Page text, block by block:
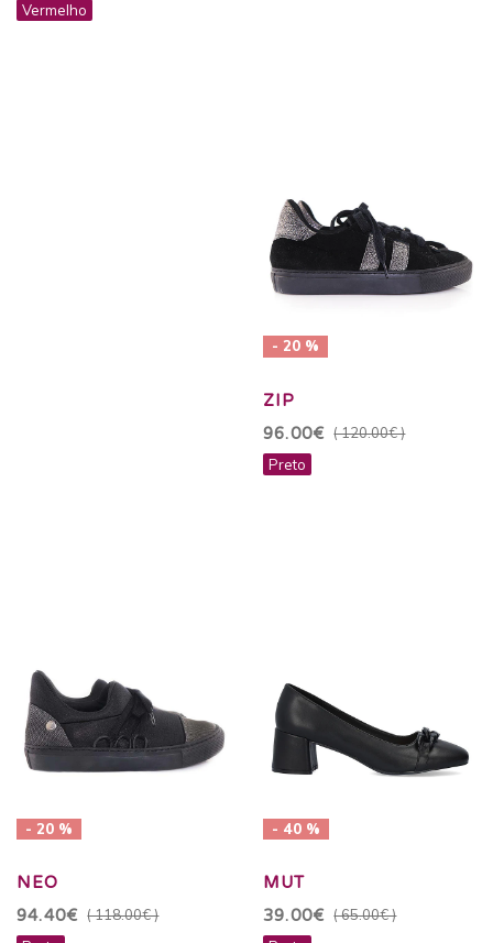
Vermelho
- 20 %
ZIP
96.00€ ( 120.00€ )
Preto
- 20 %
NEO
94.40€ ( 118.00€ )
- 40 %
MUT
39.00€ ( 65.00€ )